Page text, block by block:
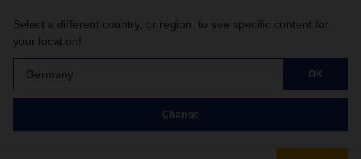
Select a different country, or region, to see specific content for
your location!
Germany OK
Change